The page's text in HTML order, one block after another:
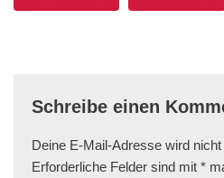
Schreibe einen
Deine E-Mail-Adresse wird
Erforderliche Felder sind mit *